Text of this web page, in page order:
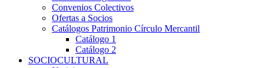
Convenios Colectivos
Ofertas a Socios
Catálogos Patrimonio Círculo Mercantil
Catálogo 1
Catálogo 2
SOCIOCULTURAL